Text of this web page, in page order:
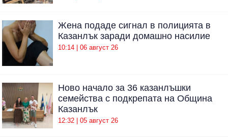
Жена подаде сигнал в полицията в
Казанлък заради домашно насилие
10:14 | 06 август 26
Ново начало за 36 казанлъшки
семейства с подкрепата на Община
Казанлък
12:32 | 05 август 26